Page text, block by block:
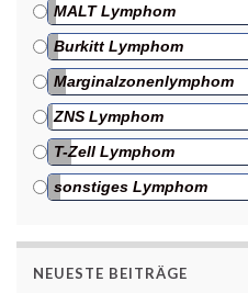
MALT Lymphom
Burkitt Lymphom
Marginalzonenlymphom
ZNS Lymphom
T-Zell Lymphom
sonstiges Lymphom
NEUESTE BEITRÄGE